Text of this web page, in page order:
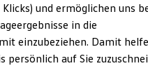
bei Volkswagen
und ermöglichen uns
in die
einzubeziehen. Damit
persönlich auf Sie